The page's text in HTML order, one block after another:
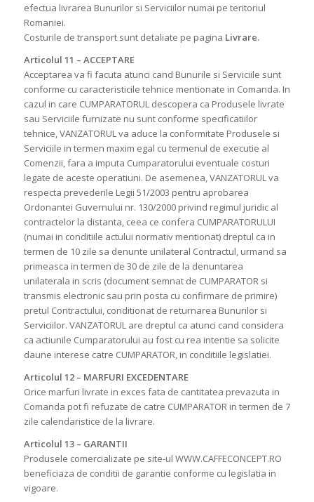
efectua livrarea Bunurilor si Serviciilor numai pe teritoriul
Romaniei.
Costurile de transport sunt detaliate pe pagina Livrare.
Articolul 11 – ACCEPTARE
Acceptarea va fi facuta atunci cand Bunurile si Serviciile sunt
conforme cu caracteristicile tehnice mentionate in Comanda. In
cazul in care CUMPARATORUL descopera ca Produsele livrate
sau Serviciile furnizate nu sunt conforme specificatiilor
tehnice, VANZATORUL va aduce la conformitate Produsele si
Serviciile in termen maxim egal cu termenul de executie al
Comenzii, fara a imputa Cumparatorului eventuale costuri
legate de aceste operatiuni. De asemenea, VANZATORUL va
respecta prevederile Legii 51/2003 pentru aprobarea
Ordonantei Guvernului nr. 130/2000 privind regimul juridic al
contractelor la distanta, ceea ce confera CUMPARATORULUI
(numai in conditiile actului normativ mentionat) dreptul ca in
termen de 10 zile sa denunte unilateral Contractul, urmand sa
primeasca in termen de 30 de zile de la denuntarea
unilaterala in scris (document semnat de CUMPARATOR si
transmis electronic sau prin posta cu confirmare de primire)
pretul Contractului, conditionat de returnarea Bunurilor si
Serviciilor. VANZATORUL are dreptul ca atunci cand considera
ca actiunile Cumparatorului au fost cu rea intentie sa solicite
daune interese catre CUMPARATOR, in conditiile legislatiei.
Articolul 12 – MARFURI EXCEDENTARE
Orice marfuri livrate in exces fata de cantitatea prevazuta in
Comanda pot fi refuzate de catre CUMPARATOR in termen de 7
zile calendaristice de la livrare.
Articolul 13 – GARANTII
Produsele comercializate pe site-ul WWW.CAFFECONCEPT.RO
beneficiaza de conditii de garantie conforme cu legislatia in
vigoare.